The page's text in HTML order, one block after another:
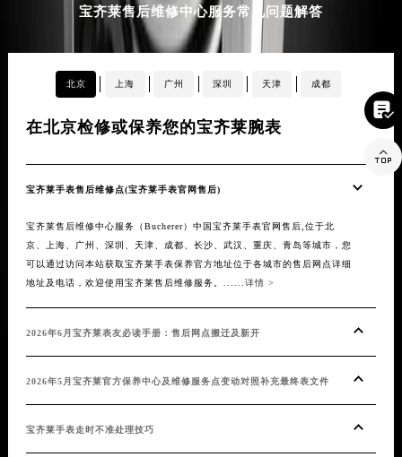
宝齐莱售后维修中心服务常见问题解答
北京 上海 广州 深圳 天津 成都
在北京检修或保养您的宝齐莱腕表
宝齐莱手表售后维修点(宝齐莱手表官网售后)
宝齐莱售后维修中心服务（Bucherer）中国宝齐莱手表官网售后,位于北
京、上海、广州、深圳、天津、成都、长沙、武汉、重庆、青岛等城市，您
可以通过访问本站获取宝齐莱手表保养官方地址位于各城市的售后网点详细
地址及电话，欢迎使用宝齐莱售后维修服务。......详情 >
2026年6月宝齐莱表友必读手册：售后网点搬迁及新开
2026年5月宝齐莱官方保养中心及维修服务点变动对照补充最终表文件
宝齐莱手表走时不准处理技巧
在

